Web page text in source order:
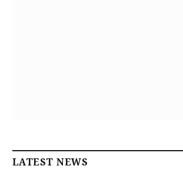
LATEST NEWS